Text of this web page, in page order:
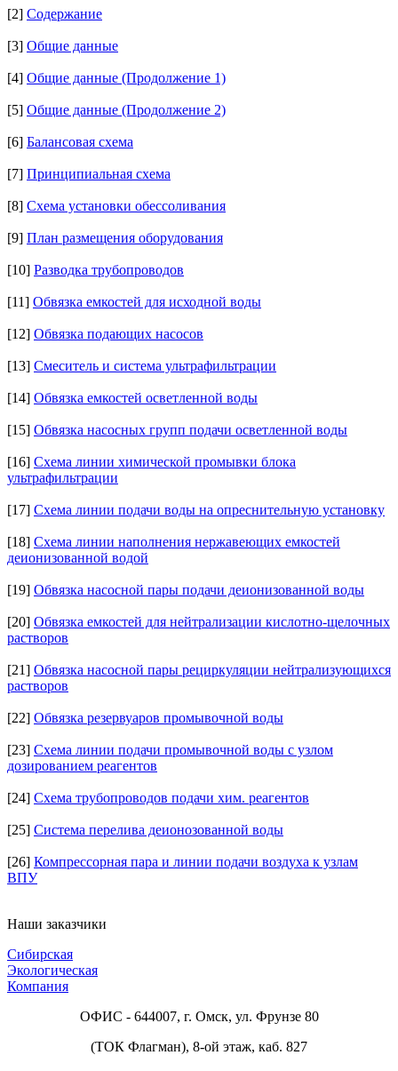
[2] Содержание
[3] Общие данные
[4] Общие данные (Продолжение 1)
[5] Общие данные (Продолжение 2)
[6] Балансовая схема
[7] Принципиальная схема
[8] Схема установки обессоливания
[9] План размещения оборудования
[10] Разводка трубопроводов
[11] Обвязка емкостей для исходной воды
[12] Обвязка подающих насосов
[13] Смеситель и система ультрафильтрации
[14] Обвязка емкостей осветленной воды
[15] Обвязка насосных групп подачи осветленной воды
[16] Схема линии химической промывки блока
ультрафильтрации
[17] Схема линии подачи воды на опреснительную установку
[18] Схема линии наполнения нержавеющих емкостей
деионизованной водой
[19] Обвязка насосной пары подачи деионизованной воды
[20] Обвязка емкостей для нейтрализации кислотно-щелочных
растворов
[21] Обвязка насосной пары рециркуляции нейтрализующихся
растворов
[22] Обвязка резервуаров промывочной воды
[23] Схема линии подачи промывочной воды с узлом
дозированием реагентов
[24] Схема трубопроводов подачи хим. реагентов
[25] Система перелива деионозованной воды
[26] Компрессорная пара и линии подачи воздуха к узлам
ВПУ
Наши заказчики
Сибирская
Экологическая
Компания
ОФИС - 644007, г. Омск, ул. Фрунзе 80
(ТОК Флагман), 8-ой этаж, каб. 827